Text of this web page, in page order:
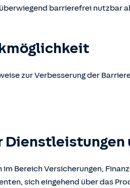
barrierefrei nutzbar
zur Verbesserung der
Dienstleistungen
Bereich Versicherungen,
sich eingehend über das